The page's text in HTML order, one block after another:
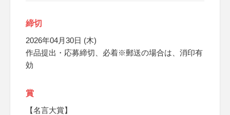
締切
2026年04月30日 (木)
作品提出・応募締切、必着※郵送の場合は、消印有
効
賞
【名言大賞】